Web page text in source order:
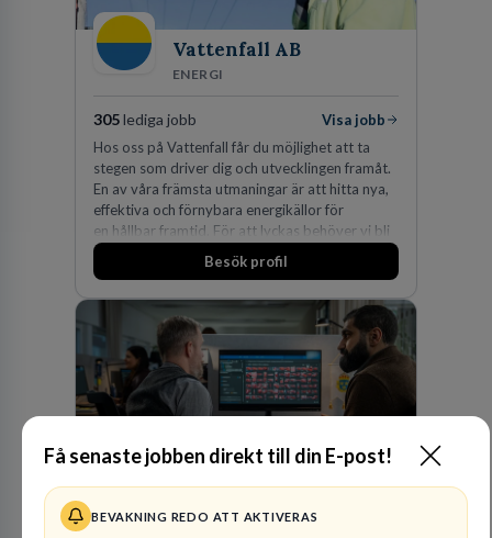
Få senaste jobben direkt till din E-post!
BEVAKNING REDO ATT AKTIVERAS
Vattenfall AB
ENERGI
305lediga jobb
Visa jobb
Hos oss på Vattenfall får du möjlighet att ta
stegen som driver dig och utvecklingen framåt.
En av våra främsta utmaningar är att hitta nya,
effektiva och förnybara energikällor för
en hållbar framtid. För att lyckas behöver vi bli
fler medarbetare som vill göra skillnad.
Besök profil
Polismyndigheten
MYNDIGHET